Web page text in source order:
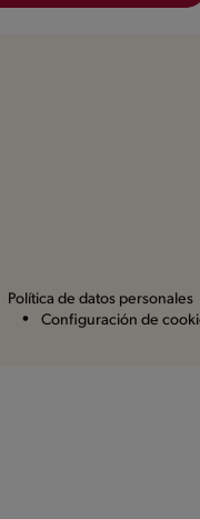
Política de datos personales
Configuración de